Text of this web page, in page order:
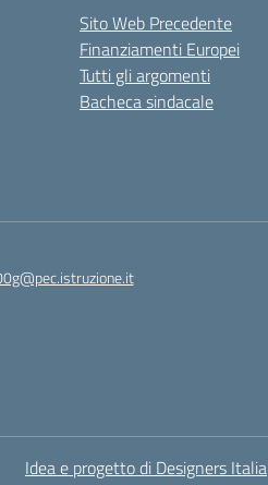
Sito Web Precedente
Finanziamenti Europei
Tutti gli argomenti
Bacheca sindacale
Idea e progetto di Designers Italia